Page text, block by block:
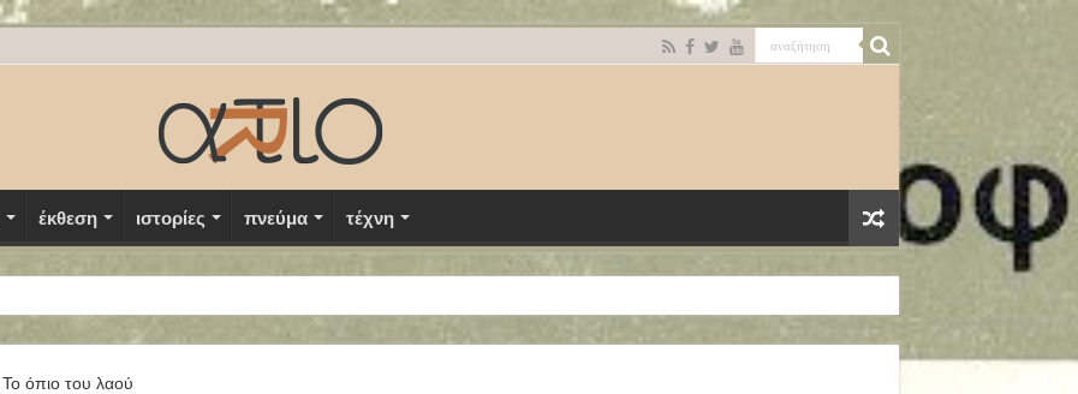
έκθεση ιστορίες πνεύμα τέχνη
Το όπιο του λαού